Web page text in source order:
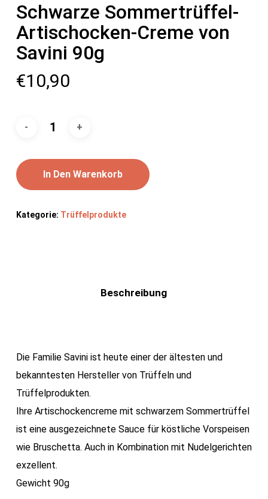
Schwarze Sommertrüffel-
Artischocken-Creme von
Savini 90g
€10,90
In Den Warenkorb
Kategorie: Trüffelprodukte
Beschreibung
Die Familie Savini ist heute einer der ältesten und
bekanntesten Hersteller von Trüffeln und
Trüffelprodukten.
Ihre Artischockencreme mit schwarzem Sommertrüffel
ist eine ausgezeichnete Sauce für köstliche Vorspeisen
wie Bruschetta. Auch in Kombination mit Nudelgerichten
exzellent.
Gewicht 90g